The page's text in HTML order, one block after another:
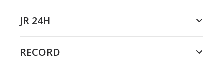
JR 24H
RECORD